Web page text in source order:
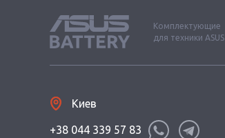
Комплектующие
для техники ASUS
Киев
+38 044 339 57 83